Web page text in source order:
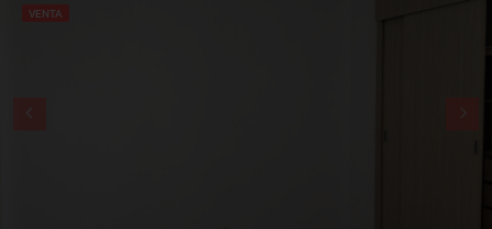
VENTA